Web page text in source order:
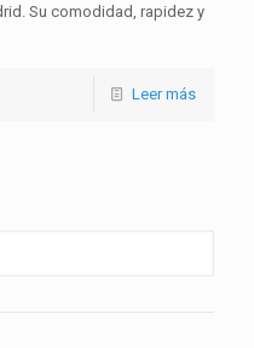
Su comodidad, rapidez y
Leer más